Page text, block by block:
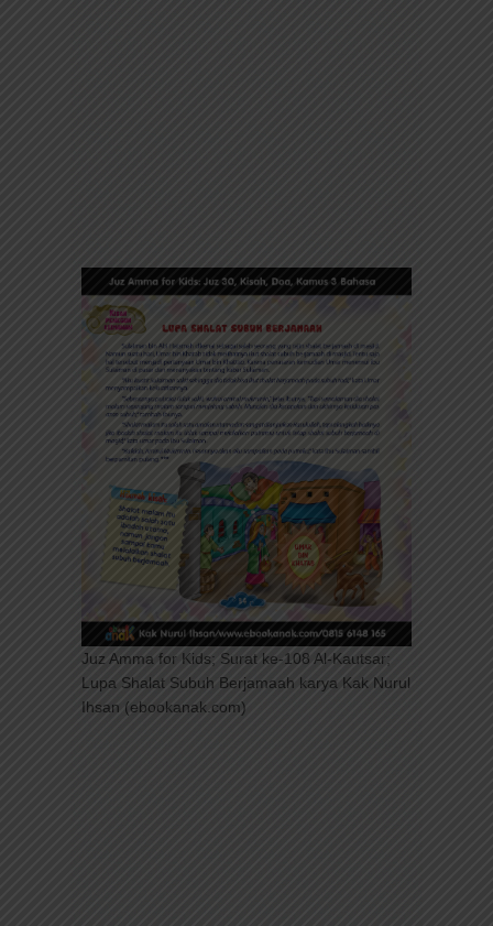
Juz Amma for Kids; Surat ke-108 Al-Kautsar;
Lupa Shalat Subuh Berjamaah karya Kak Nurul
Ihsan (ebookanak.com)